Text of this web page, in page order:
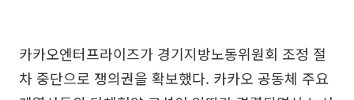
카카오엔터프라이즈가 경기지방노동위원회 조정 절
차 중단으로 쟁의권을 확보했다. 카카오 공동체 주요